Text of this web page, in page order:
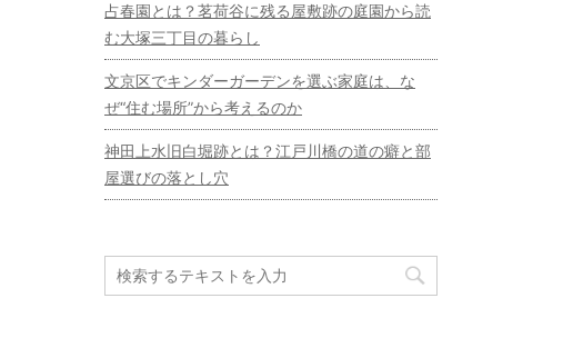
占春園とは？茗荷谷に残る屋敷跡の庭園から読
む大塚三丁目の暮らし
文京区でキンダーガーデンを選ぶ家庭は、な
ぜ“住む場所”から考えるのか
神田上水旧白堀跡とは？江戸川橋の道の癖と部
屋選びの落とし穴